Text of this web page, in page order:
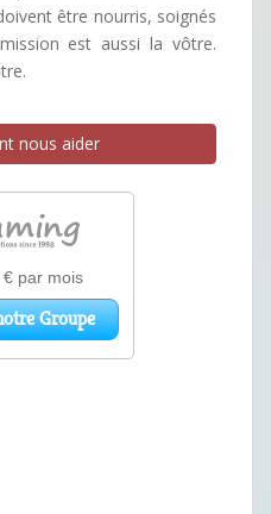
être nourris, soignés
est aussi la vôtre.
nous aider